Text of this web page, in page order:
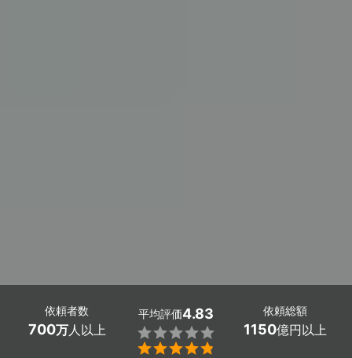
依頼者数
700万人以上
平均評価4.83


依頼総額
1150億円以上